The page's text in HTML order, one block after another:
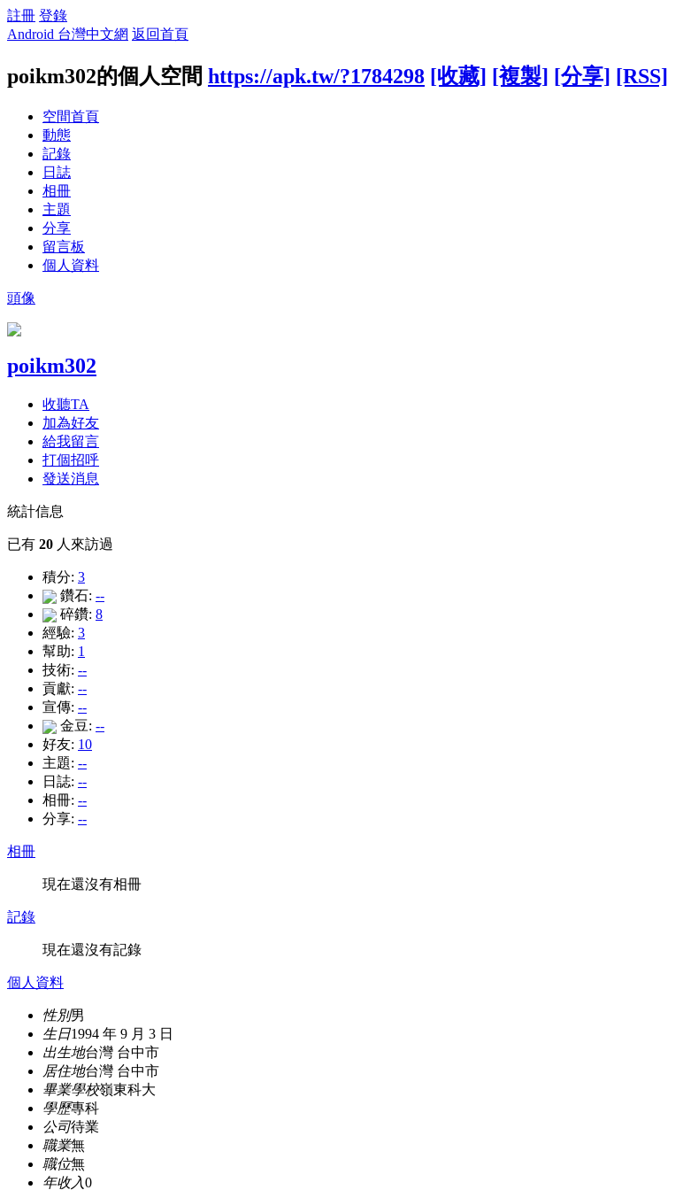
註冊 登錄
Android 台灣中文網 返回首頁
poikm302的個人空間 https://apk.tw/?1784298 [收藏] [複製] [分享] [RSS]
空間首頁
動態
記錄
日誌
相冊
主題
分享
留言板
個人資料
頭像
poikm302
收聽TA
加為好友
給我留言
打個招呼
發送消息
統計信息
已有 20 人來訪過
積分: 3
鑽石: --
碎鑽: 8
經驗: 3
幫助: 1
技術: --
貢獻: --
宣傳: --
金豆: --
好友: 10
主題: --
日誌: --
相冊: --
分享: --
相冊
現在還沒有相冊
記錄
現在還沒有記錄
個人資料
性別男
生日1994 年 9 月 3 日
出生地台灣 台中市
居住地台灣 台中市
畢業學校嶺東科大
學歷專科
公司待業
職業無
職位無
年收入0